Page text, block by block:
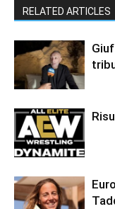
RELATED ARTICLES